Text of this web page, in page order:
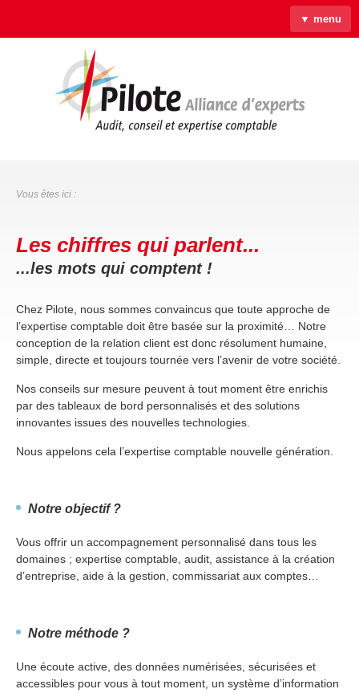
▼ menu
Vous êtes ici :
Les chiffres qui parlent...
...les mots qui comptent !
Chez Pilote, nous sommes convaincus que toute approche de
l’expertise comptable doit être basée sur la proximité… Notre
conception de la relation client est donc résolument humaine,
simple, directe et toujours tournée vers l’avenir de votre société.
Nos conseils sur mesure peuvent à tout moment être enrichis
par des tableaux de bord personnalisés et des solutions
innovantes issues des nouvelles technologies.
Nous appelons cela l’expertise comptable nouvelle génération.
Notre objectif ?
Vous offrir un accompagnement personnalisé dans tous les
domaines ; expertise comptable, audit, assistance à la création
d’entreprise, aide à la gestion, commissariat aux comptes…
Notre méthode ?
Une écoute active, des données numérisées, sécurisées et
accessibles pour vous à tout moment, un système d’information